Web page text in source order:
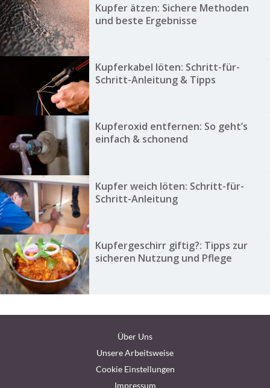
Kupfer ätzen: Sichere Methoden
und beste Ergebnisse
Kupferkabel löten: Schritt-für-
Schritt-Anleitung & Tipps
Kupferoxid entfernen: So geht’s
einfach & schonend
Kupfer weich löten: Schritt-für-
Schritt-Anleitung
Kupfergeschirr giftig?: Tipps zur
sicheren Nutzung und Pflege
Über Uns
Unsere Arbeitsweise
Cookie Einstellungen
Impressum